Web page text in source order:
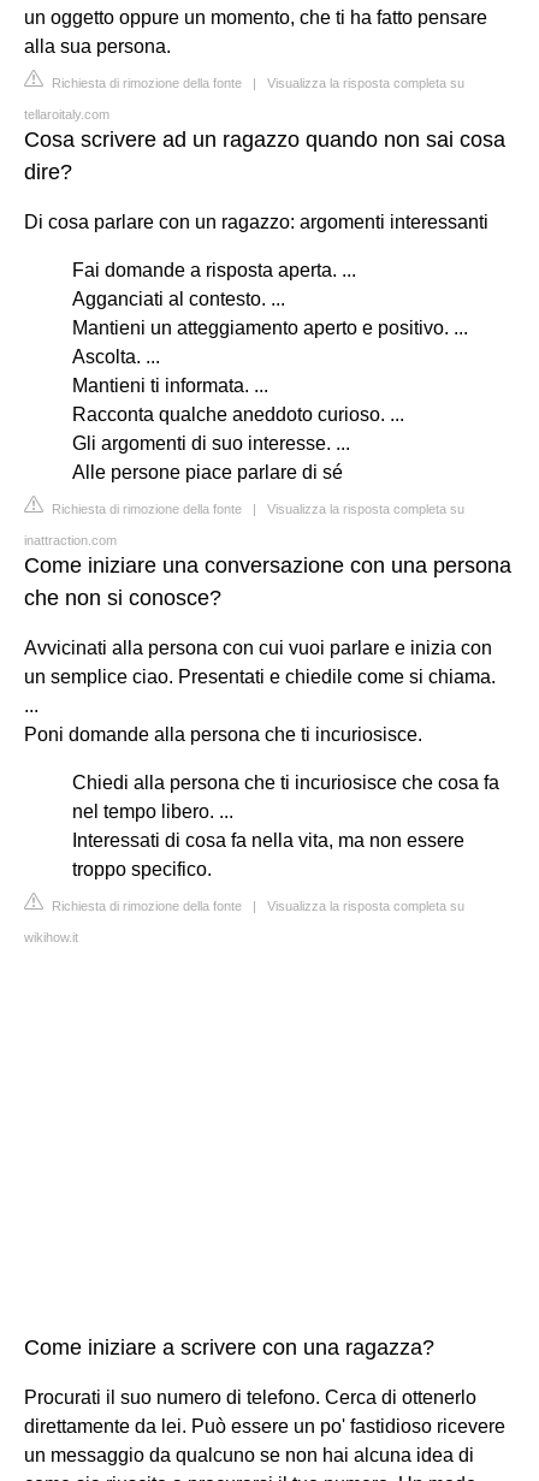
un oggetto oppure un momento, che ti ha fatto pensare
alla sua persona.
Richiesta di rimozione della fonte | Visualizza la risposta completa su
tellaroitaly.com
Cosa scrivere ad un ragazzo quando non sai cosa
dire?
Di cosa parlare con un ragazzo: argomenti interessanti
Fai domande a risposta aperta. ...
Agganciati al contesto. ...
Mantieni un atteggiamento aperto e positivo. ...
Ascolta. ...
Mantieni ti informata. ...
Racconta qualche aneddoto curioso. ...
Gli argomenti di suo interesse. ...
Alle persone piace parlare di sé
Richiesta di rimozione della fonte | Visualizza la risposta completa su
inattraction.com
Come iniziare una conversazione con una persona
che non si conosce?
Avvicinati alla persona con cui vuoi parlare e inizia con
un semplice ciao. Presentati e chiedile come si chiama.
...
Poni domande alla persona che ti incuriosisce.
Chiedi alla persona che ti incuriosisce che cosa fa
nel tempo libero. ...
Interessati di cosa fa nella vita, ma non essere
troppo specifico.
Richiesta di rimozione della fonte | Visualizza la risposta completa su
wikihow.it
Come iniziare a scrivere con una ragazza?
Procurati il suo numero di telefono. Cerca di ottenerlo
direttamente da lei. Può essere un po' fastidioso ricevere
un messaggio da qualcuno se non hai alcuna idea di